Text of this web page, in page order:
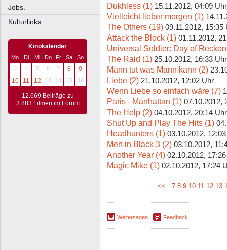
Jobs.
Kulturlinks.
Kinokalender
Mo Di Mi Do Fr Sa
So
3
4 5 6 7 8
9
10
11 12 13 14 15 16
12.669 Beiträge zu
3.883 Filmen im Forum
Dukhless (1) 15.11.2012, 04:09 Uhr
Vielleicht lieber morgen (1)
The Others (19) 09.11.2012, 15:35
Attack the Block (1) 01.11.2012,
Universal Soldier: Day of
The Raid (1) 25.10.2012, 16:33 Uhr
Mann tut was Mann kann (2)
Liebe (2) 21.10.2012, 12:02 Uhr
Wenn Liebe so einfach wäre (7)
Paris - Manhattan (1) 07.10.2012,
The Help (2) 04.10.2012, 20:14 Uhr
Shut Up and Play The Hits (1)
Headhunters (1) 03.10.2012,
Men in Black 3 (2) 03.10.2012,
Another Year (4) 02.10.2012,
Magic Mike (1) 02.10.2012, 17:24
<< 7 8 9 10 11 12 13
Weitersagen Feedback